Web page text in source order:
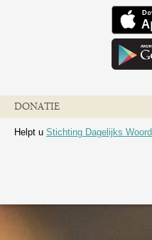
DONATIE
Helpt u Stichting Dagelijks Woord